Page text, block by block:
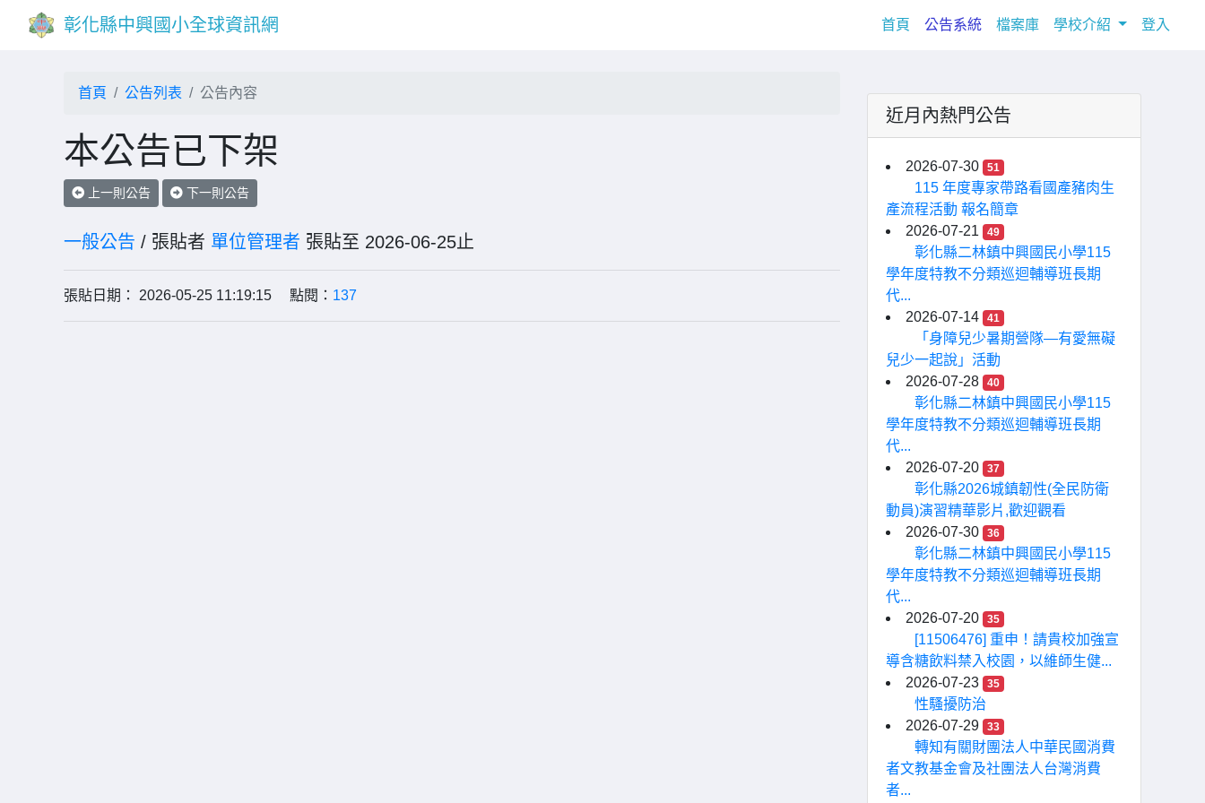
彰化縣中興國小全球資訊網 首頁 (current)
公告系統 檔案庫 學校介紹 登入
首頁 公告列表 公告內容
本公告已下架
上一則公告 下一則公告
一般公告 / 張貼者 單位管理者 張貼至 2026-06-25止
張貼日期： 2026-05-25 11:19:15 點閱： 137
近月內熱門公告
2026-07-30 51
115 年度專家帶路看國產豬肉生
產流程活動 報名簡章
2026-07-21
49
彰化縣二林鎮中興國民小學115
學年度特教不分類巡迴輔導班長期
代...
2026-07-14
41
「身障兒少暑期營隊—有愛無礙
兒少一起說」活動
2026-07-28
40
彰化縣二林鎮中興國民小學115
學年度特教不分類巡迴輔導班長期
代...
2026-07-20
37
彰化縣2026城鎮韌性(全民防衛
動員)演習精華影片,歡迎觀看
2026-07-30
36
彰化縣二林鎮中興國民小學115
學年度特教不分類巡迴輔導班長期
代...
2026-07-20
35
[11506476] 重申！請貴校加強宣
導含糖飲料禁入校園，以維師生健...
2026-07-23
35
性騷擾防治
2026-07-29
33
轉知有關財團法人中華民國消費
者文教基金會及社團法人台灣消費
者...